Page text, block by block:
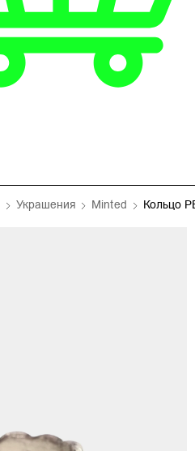
Украшения Minted Кольцо